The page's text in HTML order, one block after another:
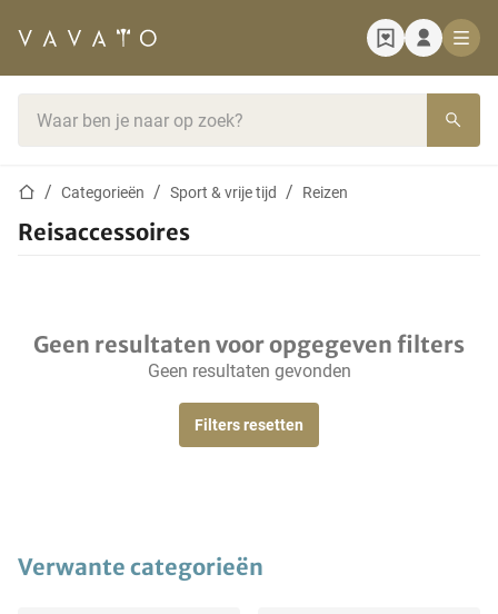
StartpaginaCategorieën Sport & vrije tijd Reizen
Reisaccessoires
Geen resultaten voor opgegeven filters
Geen resultaten gevonden
Filters resetten
Verwante categorieën